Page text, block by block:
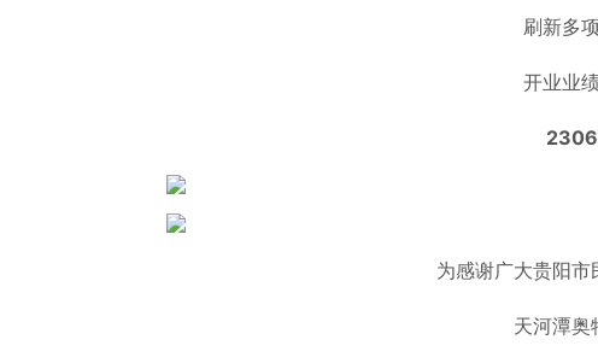
刷新多
开业业
为感谢广大贵阳市
天河潭奥